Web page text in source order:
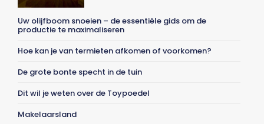
Uw olijfboom snoeien – de essentiële gids om de
productie te maximaliseren
Hoe kan je van termieten afkomen of voorkomen?
De grote bonte specht in de tuin
Dit wil je weten over de Toypoedel
Makelaarsland